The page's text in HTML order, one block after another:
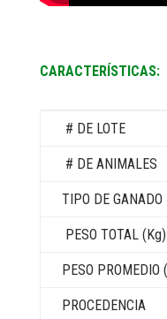
CARACTERÍSTICAS: